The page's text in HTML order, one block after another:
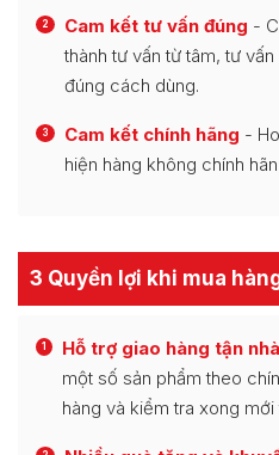
2 Cam kết tư vấn đúng -
thành tư vấn từ tâm, tư
đúng cách dùng.
3 Cam kết chính hãng -
hiện hàng không chính
3 Quyền lợi khi mua
1 Hỗ trợ giao hàng tận nhà
một số sản phẩm theo
hàng và kiểm tra xong mới